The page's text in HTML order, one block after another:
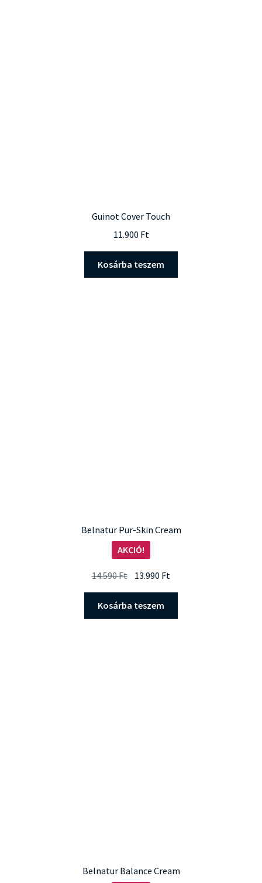
Guinot Cover Touch
11.900 Ft
Kosárba teszem
Belnatur Pur-Skin Cream
AKCIÓ!
14.590Ft Original
price
was:
14.590 Ft.
13.990 Ft
price
13.990 Ft.
Kosárba teszem
Belnatur Balance Cream